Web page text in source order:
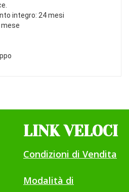
integro: 24 mesi
LINK VELOCI
Condizioni di Vendita
Modalità di